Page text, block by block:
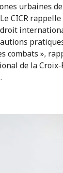
urbaines
CICR
combats »,
de la Croix-